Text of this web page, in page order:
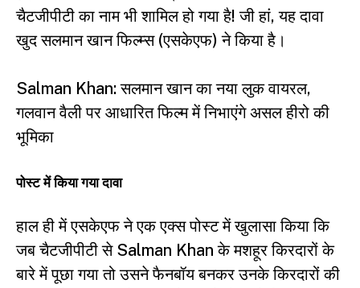
चैटजीपीटी का नाम भी शामिल हो गया है! जी हां, यह दावा
खुद सलमान खान फिल्म्स (एसकेएफ) ने किया है।
Salman Khan: सलमान खान का नया लुक वायरल,
गलवान वैली पर आधारित फिल्म में निभाएंगे असल हीरो की
भूमिका
पोस्ट में किया गया दावा
हाल ही मेंएसकेएफने एक एक्स पोस्ट में खुलासा किया कि
जब चैटजीपीटी से Salman Khan के मशहूर किरदारों के
बारे में पूछा गया तो उसने फैनबॉय बनकर उनके किरदारों की